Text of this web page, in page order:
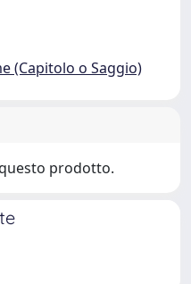
(Capitolo o Saggio)
prodotto.